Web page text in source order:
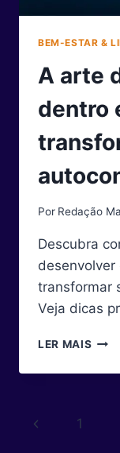
BEM-ESTAR &
A arte
dentro
Por Redação
Descubra
transformar
Veja dicas
LER MAIS
DE
Página
1